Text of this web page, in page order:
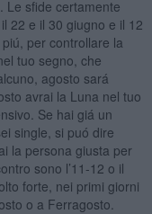
Le sfide certamente
22 e il 30 giugno e il 12
per controllare la
tuo segno, che
agosto sará
avrai la Luna nel tuo
Se hai giá un
single, si puó dire
la persona giusta per
sono l’11-12 o il
forte, nei primi giorni
o a Ferragosto.